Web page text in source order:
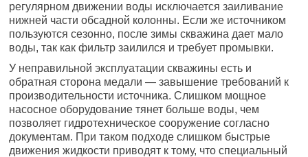
регулярном движении воды исключается заиливание
нижней части обсадной колонны. Если же источником
пользуются сезонно, после зимы скважина дает мало
воды, так как фильтр заилился и требует промывки.
У неправильной эксплуатации скважины есть и
обратная сторона медали — завышение требований к
производительности источника. Слишком мощное
насосное оборудование тянет больше воды, чем
позволяет гидротехническое сооружение согласно
документам. При таком подходе слишком быстрые
движения жидкости приводят к тому, что специальный